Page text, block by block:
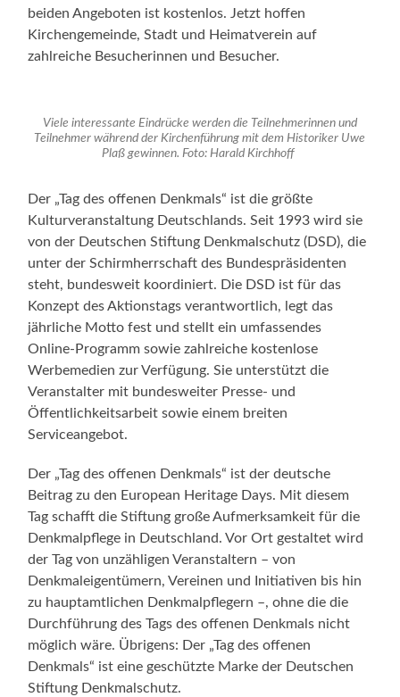
beiden Angeboten ist kostenlos. Jetzt hoffen
Kirchengemeinde, Stadt und Heimatverein auf
zahlreiche Besucherinnen und Besucher.
Viele interessante Eindrücke werden die Teilnehmerinnen und
Teilnehmer während der Kirchenführung mit dem Historiker Uwe
Plaß gewinnen. Foto: Harald Kirchhoff
Der „Tag des offenen Denkmals“ ist die größte
Kulturveranstaltung Deutschlands. Seit 1993 wird sie
von der Deutschen Stiftung Denkmalschutz (DSD), die
unter der Schirmherrschaft des Bundespräsidenten
steht, bundesweit koordiniert. Die DSD ist für das
Konzept des Aktionstags verantwortlich, legt das
jährliche Motto fest und stellt ein umfassendes
Online-Programm sowie zahlreiche kostenlose
Werbemedien zur Verfügung. Sie unterstützt die
Veranstalter mit bundesweiter Presse- und
Öffentlichkeitsarbeit sowie einem breiten
Serviceangebot.
Der „Tag des offenen Denkmals“ ist der deutsche
Beitrag zu den European Heritage Days. Mit diesem
Tag schafft die Stiftung große Aufmerksamkeit für die
Denkmalpflege in Deutschland. Vor Ort gestaltet wird
der Tag von unzähligen Veranstaltern – von
Denkmaleigentümern, Vereinen und Initiativen bis hin
zu hauptamtlichen Denkmalpflegern –, ohne die die
Durchführung des Tags des offenen Denkmals nicht
möglich wäre. Übrigens: Der „Tag des offenen
Denkmals“ ist eine geschützte Marke der Deutschen
Stiftung Denkmalschutz.